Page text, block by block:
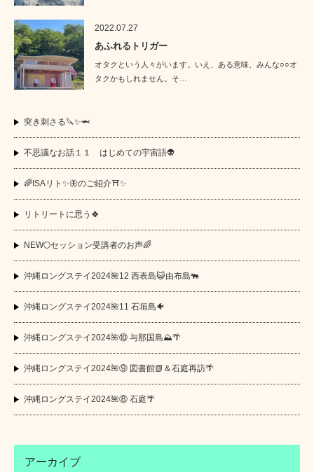
2022.07.27
あふれるトリガー
オタクという人々がいます。いえ、ある意味、みんな○○オ
タクかもしれません。そ…
突き刺さる🔪✨🦈
不思議なお話１１ はじめての宇宙語👽
🌈ISAリト✨🦋のご紹介⛩️✨
リトリートに思う🍀
NEW🌕セッション受講者のお声🌈
沖縄ロングステイ2024🌺12 西表島😺由布島🐃
沖縄ロングステイ2024🌺11 石垣島🐠
沖縄ロングステイ2024🌺⑩ 与那国島⛰️🌴
沖縄ロングステイ2024🌺⑨ 図書館📗＆石庭再訪🌴
沖縄ロングステイ2024🌺⑧ 石庭🌴
アーカイブ